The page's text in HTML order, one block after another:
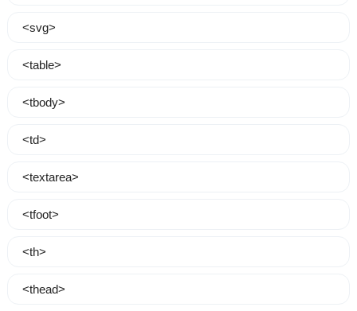
<svg>
<table>
<tbody>
<td>
<textarea>
<tfoot>
<th>
<thead>